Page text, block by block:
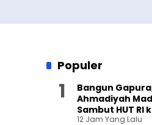
Populer
Bangun
Ahmadiyah
Sambut HUT RI
12 Jam Yang Lalu